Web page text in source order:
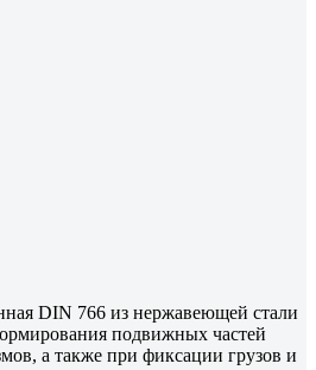
DIN 766 из нержавеющей стали
подвижных частей
а также при фиксации грузов и